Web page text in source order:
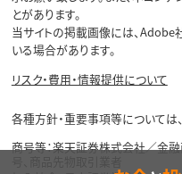
とがあります。
当サイトの掲載画像には、Adobe
いる場合があります。
リスク・費用・情報提供について
各種方針・重要事項等については
商号等：楽天証券株式会社／金融